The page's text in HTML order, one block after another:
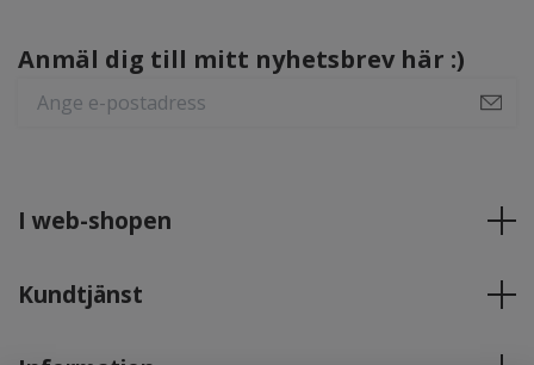
Anmäl dig till mitt nyhetsbrev här :)
I web-shopen
Kundtjänst